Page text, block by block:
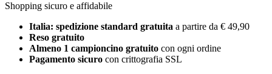
Shopping sicuro e affidabile
Italia: spedizione standard gratuita a partire da € 49,90
Reso gratuito
Almeno 1 campioncino gratuito con ogni ordine
Pagamento sicuro con crittografia SSL